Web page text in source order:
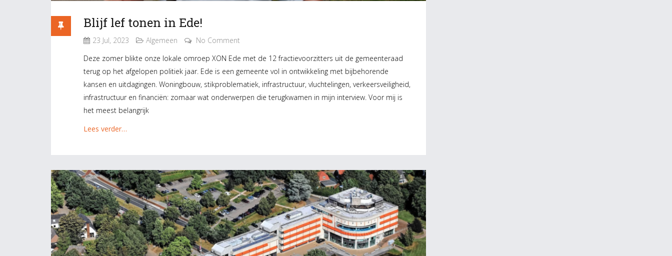
Blijf lef tonen in Ede!
23 Jul, 2023 Algemeen
No Comment
Deze zomer blikte onze lokale omroep XON Ede met de 12 fractievoorzitters uit de gemeenteraad
terug op het afgelopen politiek jaar. Ede is een gemeente vol in ontwikkeling met bijbehorende
kansen en uitdagingen. Woningbouw, stikproblematiek, infrastructuur, vluchtelingen, verkeersveiligheid,
infrastructuur en financiën: zomaar wat onderwerpen die terugkwamen in mijn interview. Voor mij is
het meest belangrijk
Lees verder…